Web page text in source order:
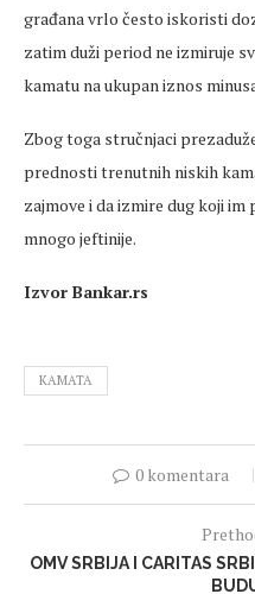
građana vrlo često iskoristi
zatim duži period ne izmiruje
kamatu na ukupan iznos
Zbog toga stručnjaci
prednosti trenutnih niskih
zajmove i da izmire dug koji
mnogo jeftinije.
Izvor Bankar.rs
KAMATA
0 komentara
OMV SRBIJA I CARITAS